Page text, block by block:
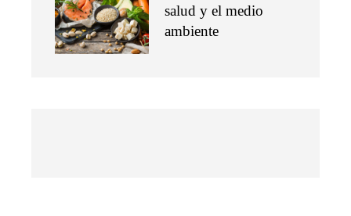
salud y el medio
ambiente